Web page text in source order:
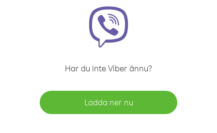
Har du inte Viber ännu?
Ladda ner nu